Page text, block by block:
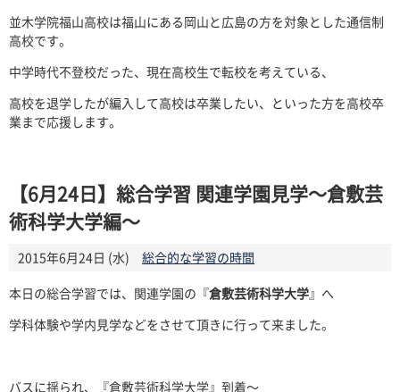
並木学院福山高校は福山にある岡山と広島の方を対象とした通信制
高校です。
中学時代不登校だった、現在高校生で転校を考えている、
高校を退学したが編入して高校は卒業したい、といった方を高校卒
業まで応援します。
【6月24日】総合学習 関連学園見学～倉敷芸
術科学大学編～
2015年6月24日 (水)
総合的な学習の時間
本日の総合学習では、関連学園の『倉敷芸術科学大学』へ
学科体験や学内見学などをさせて頂きに行って来ました。
バスに揺られ、『倉敷芸術科学大学』到着～